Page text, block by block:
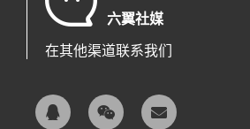
六翼社媒
在其他渠道联系我们